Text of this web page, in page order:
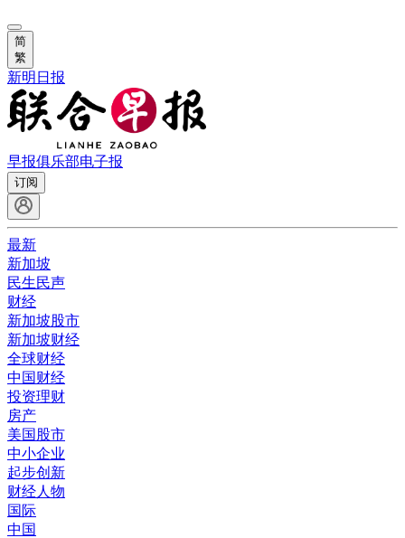
简
繁
新明日报
早报俱乐部电子报
订阅
最新
新加坡
民生民声
财经
新加坡股市
新加坡财经
全球财经
中国财经
投资理财
房产
美国股市
中小企业
起步创新
财经人物
国际
中国